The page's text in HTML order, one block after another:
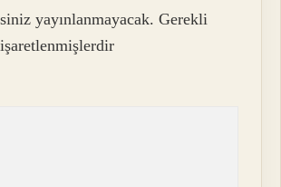
yayınlanmayacak. Gerekli